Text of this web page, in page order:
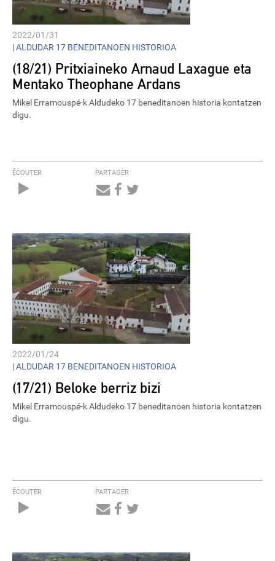
2022/01/31
|ALDUDAR 17 BENEDITANOEN HISTORIOA
(18/21) Pritxiaineko Arnaud Laxague eta
Mentako Theophane Ardans
Mikel Erramouspé-k Aldudeko 17 beneditanoen historia kontatzen
digu.
ÉCOUTER PARTAGER
2022/01/24
|ALDUDAR 17 BENEDITANOEN HISTORIOA
(17/21) Beloke berriz bizi
Mikel Erramouspé-k Aldudeko 17 beneditanoen historia kontatzen
digu.
ÉCOUTER PARTAGER